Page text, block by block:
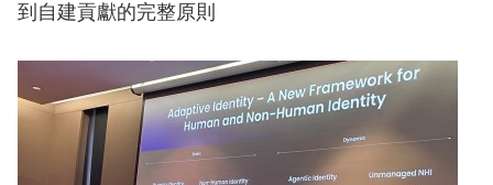
到自建貢獻的完整原則